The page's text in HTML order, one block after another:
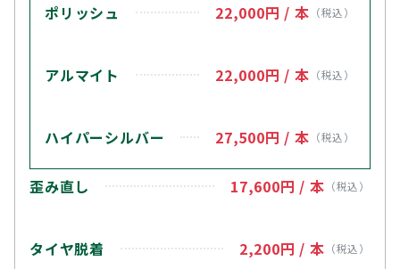
ポリッシュ 22,000円 / 本 （税込）
アルマイト 22,000円 / 本 （税込）
ハイパーシルバー 27,500円 / 本 （税込）
歪み直し 17,600円 / 本 （税込）
タイヤ脱着 2,200円 / 本 （税込）